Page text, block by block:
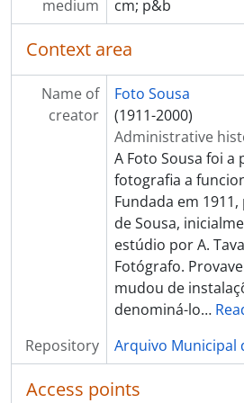
[Item] Grupo
[Item] Grupo familiar
[Item] Grupo familiar
[Item] Retrato de grupo juntamente com
[Item] Retrato de
[Item] Grupo
[Item] Retrato de
[Item] Grupo
[Item] Grupo
[Item] Almoço festivo
[Item] Retrato de
[Item] Miniatura alegórica
[Item] Retrato de
[Item] Retrato de
[Item] Retrato de
[Item] Retrato de
medium
cm; p&b
Context area
Name of
creator
Foto Sousa
(1911-2000)
Administrative
A Foto Sousa foi a
fotografia a
Fundada em
de Sousa,
estúdio por A.
Fotógrafo.
mudou de
denominá-lo…
Repository
Arquivo Municipal
Access points